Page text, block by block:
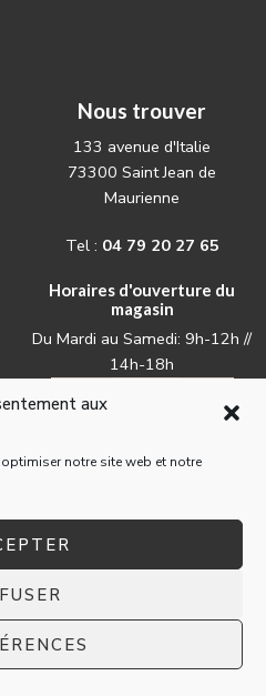
aux
notre site web et notre
Nous trouver
133 avenue d'Italie
73300 Saint Jean de
Maurienne
Tel : 04 79 20 27 65
Horaires d'ouverture du
magasin
Du Mardi au Samedi: 9h-12h //
14h-18h
web Les Trois Chats
générales d’utilisation
de ventes aux particuliers